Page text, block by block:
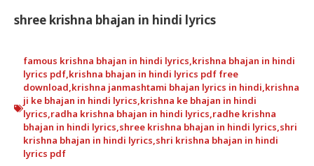
shree krishna bhajan in hindi lyrics
famous krishna bhajan in hindi lyrics,krishna bhajan in hindi
lyrics pdf,krishna bhajan in hindi lyrics pdf free
download,krishna janmashtami bhajan lyrics in hindi,krishna
ji ke bhajan in hindi lyrics,krishna ke bhajan in hindi
lyrics,radha krishna bhajan in hindi lyrics,radhe krishna
bhajan in hindi lyrics,shree krishna bhajan in hindi lyrics,shri
krishna bhajan in hindi lyrics,shri krishna bhajan in hindi
lyrics pdf